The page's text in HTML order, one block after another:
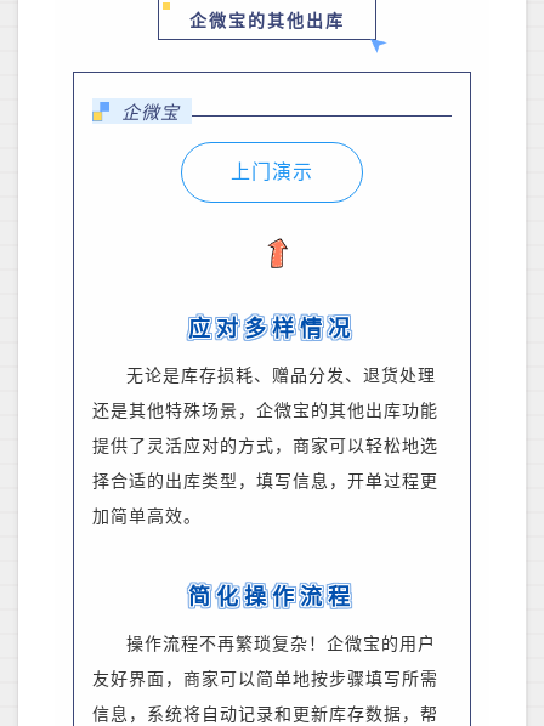
企微宝的其他出库
企微宝
上门演示
应对多样情况
无论是库存损耗、 赠品分发、 退货处理
还是其他特殊场景，企微宝的其他出库功能
提供了灵活应对的方式 ， 商家 可以轻松地选
择合适的出库类型，填写信息，开单过程更
加简单高效。
简化操作流程
操作流程不再繁琐复杂！企微宝的用户
友好界面 ， 商家可以简单地按步骤填写所需
信息，系统将自动记录和更新库存数据，帮